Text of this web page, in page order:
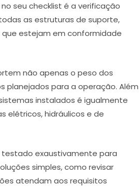
seu checklist é a verificação
as estruturas de suporte,
que estejam em conformidade
não apenas o peso dos
planejados para a operação. Além
instalados é igualmente
elétricos, hidráulicos e de
exaustivamente para
simples, como revisar
atendam aos requisitos